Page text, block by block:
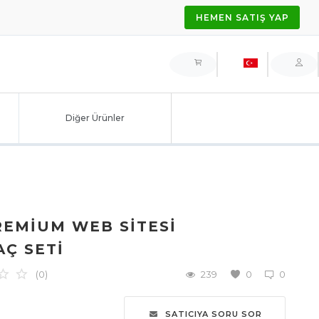
HEMEN SATIŞ YAP
Diğer Ürünler
WEB SITESI
SETI
0
(0) 0
239
SATICIYA SORU SOR